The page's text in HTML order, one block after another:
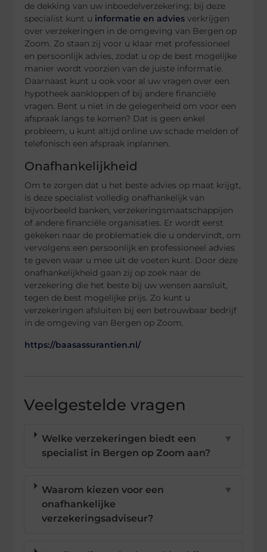
de dekking van uw inboedelverzekering; bij deze
specialist kunt u informatie en advies verkrijgen
over verzekeringen in de omgeving van Bergen op
Zoom. Zo staan zij voor u klaar met professioneel
en persoonlijk advies, zodat u op de best mogelijke
manier wordt voorzien van de juiste informatie.
Daarnaast kunt u ook voor al uw vragen over een
hypotheek aankloppen of bij andere financiële
vragen. Bent u niet in de gelegenheid om voor een
afspraak langs te komen? Dat is geen enkel
probleem, u kunt altijd online uw schade melden of
telefonisch een afspraak inplannen.
Onafhankelijkheid
Om te zorgen dat u het beste advies op maat krijgt,
is deze specialist volledig onafhankelijk van
bijvoorbeeld banken, verzekeringsmaatschappijen
of andere financiële organisaties. Er wordt eerst
gekeken naar de problematiek die u ondervindt, om
vervolgens een persoonlijk en professioneel advies
te geven waar u mee uit de voeten kunt. Door deze
onafhankelijkheid gaan zij op zoek naar de
verzekering die het beste bij uw wensen aansluit,
tegen de best mogelijke prijs. Zo kunt u
verzekeringen afsluiten bij een betrouwbaar bedrijf
in de omgeving van Bergen op Zoom.
https://baasassurantien.nl/
Veelgestelde vragen
Welke verzekeringen biedt een
specialist in Bergen op Zoom aan?
▼
Waarom kiezen voor een
onafhankelijke
verzekeringsadviseur?
▼